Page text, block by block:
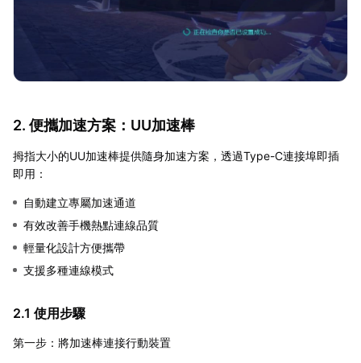
2. 便攜加速方案：UU加速棒
拇指大小的UU加速棒提供隨身加速方案，透過Type-C連接埠即插
即用：
自動建立專屬加速通道
有效改善手機熱點連線品質
輕量化設計方便攜帶
支援多種連線模式
2.1 使用步驟
第一步：將加速棒連接行動裝置